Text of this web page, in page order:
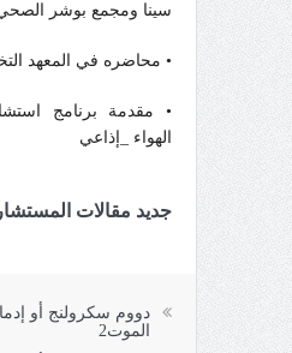
سينا ومجمع بوشر
• محاضره في المعهد
• مقدمة برنامج
الهواء _إذاعي
جديد مقالات المستشار
دووم سكرولنج أو
الموت2